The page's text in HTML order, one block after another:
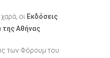
οι Εκδόσεις
Αθήνας
των Φόρουμ του